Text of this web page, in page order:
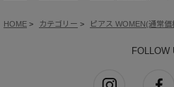
HOME カテゴリー ピアス WOMEN(通常価
FOLLOW